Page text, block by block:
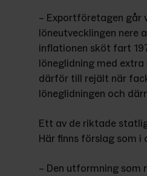
– Exportföretagen
löneutvecklingen nere
inflationen sköt fart
löneglidning med
därför till rejält när
löneglidningen och
Ett av de riktade
Här finns förslag som i
– Den utformning som